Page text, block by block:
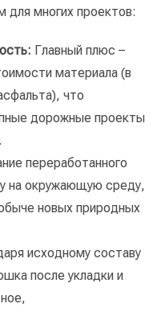
многих проектов:
Главный плюс –
материала (в
что
дорожные проекты
переработанного
на окружающую среду,
новых природных
исходному составу
после укладки и